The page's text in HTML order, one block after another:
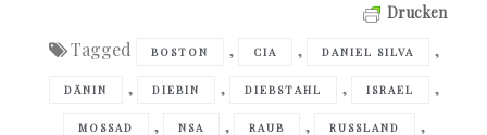
Drucken
Tagged BOSTON , CIA , DANIEL SILVA ,
DÄNIN , DIEBIN , DIEBSTAHL , ISRAEL ,
MOSSAD , NSA , RAUB , RUSSLAND ,